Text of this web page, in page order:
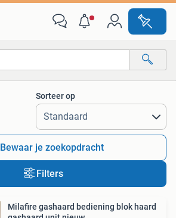
Alle afstanden…
Sorteer op
Bewaar je zoekopdracht
Filters
Milafire gashaard bediening blok haard